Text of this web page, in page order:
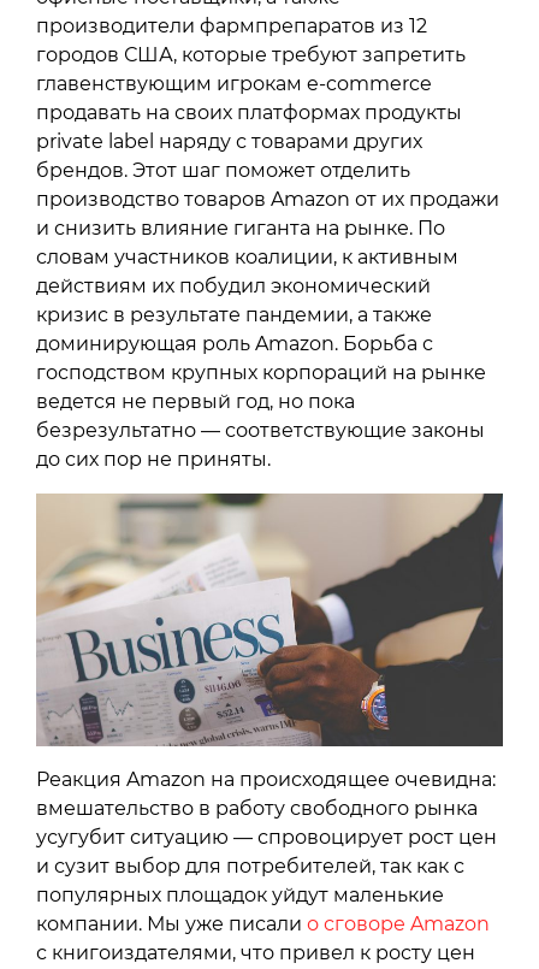
производители фармпрепаратов из 12
городов США, которые требуют запретить
главенствующим игрокам e-commerce
продавать на своих платформах продукты
private label наряду с товарами других
брендов. Этот шаг поможет отделить
производство товаров Amazon от их продажи
и снизить влияние гиганта на рынке. По
словам участников коалиции, к активным
действиям их побудил экономический
кризис в результате пандемии, а также
доминирующая роль Amazon. Борьба с
господством крупных корпораций на рынке
ведется не первый год, но пока
безрезультатно — соответствующие законы
до сих пор не приняты.
Реакция Amazon на происходящее очевидна:
вмешательство в работу свободного рынка
усугубит ситуацию — спровоцирует рост цен
и сузит выбор для потребителей, так как с
популярных площадок уйдут маленькие
компании. Мы уже писали о сговоре Amazon
с книгоиздателями, что привел к росту цен